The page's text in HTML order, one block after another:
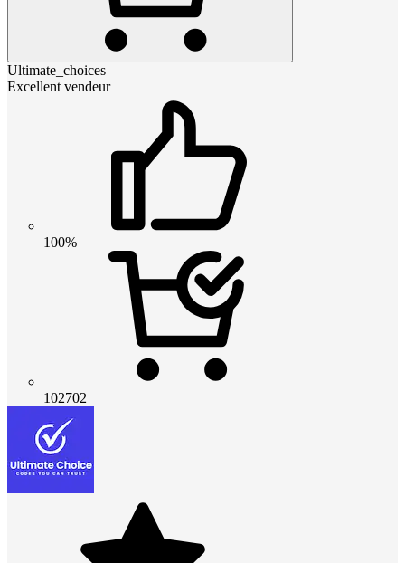
Ultimate_choices
Excellent vendeur
100%
102702